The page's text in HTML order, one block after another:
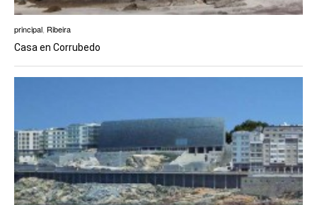
principal Ribeira
Casa en Corrubedo